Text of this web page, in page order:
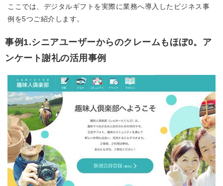
ここでは、デジタルギフトを実際に業務へ導入したビジネス事
例を5つご紹介します。
事例1.シニアユーザーからのクレームもほぼ0。ア
ンケート謝礼の活用事例